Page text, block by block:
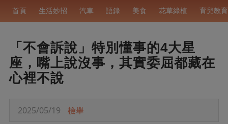
首頁 生活妙招 汽車 語錄 美食 花草綠植 育兒教育
「不會訴說」特別懂事的4大星
座，嘴上說沒事，其實委屈都藏在
心裡不說
2025/05/19 檢舉